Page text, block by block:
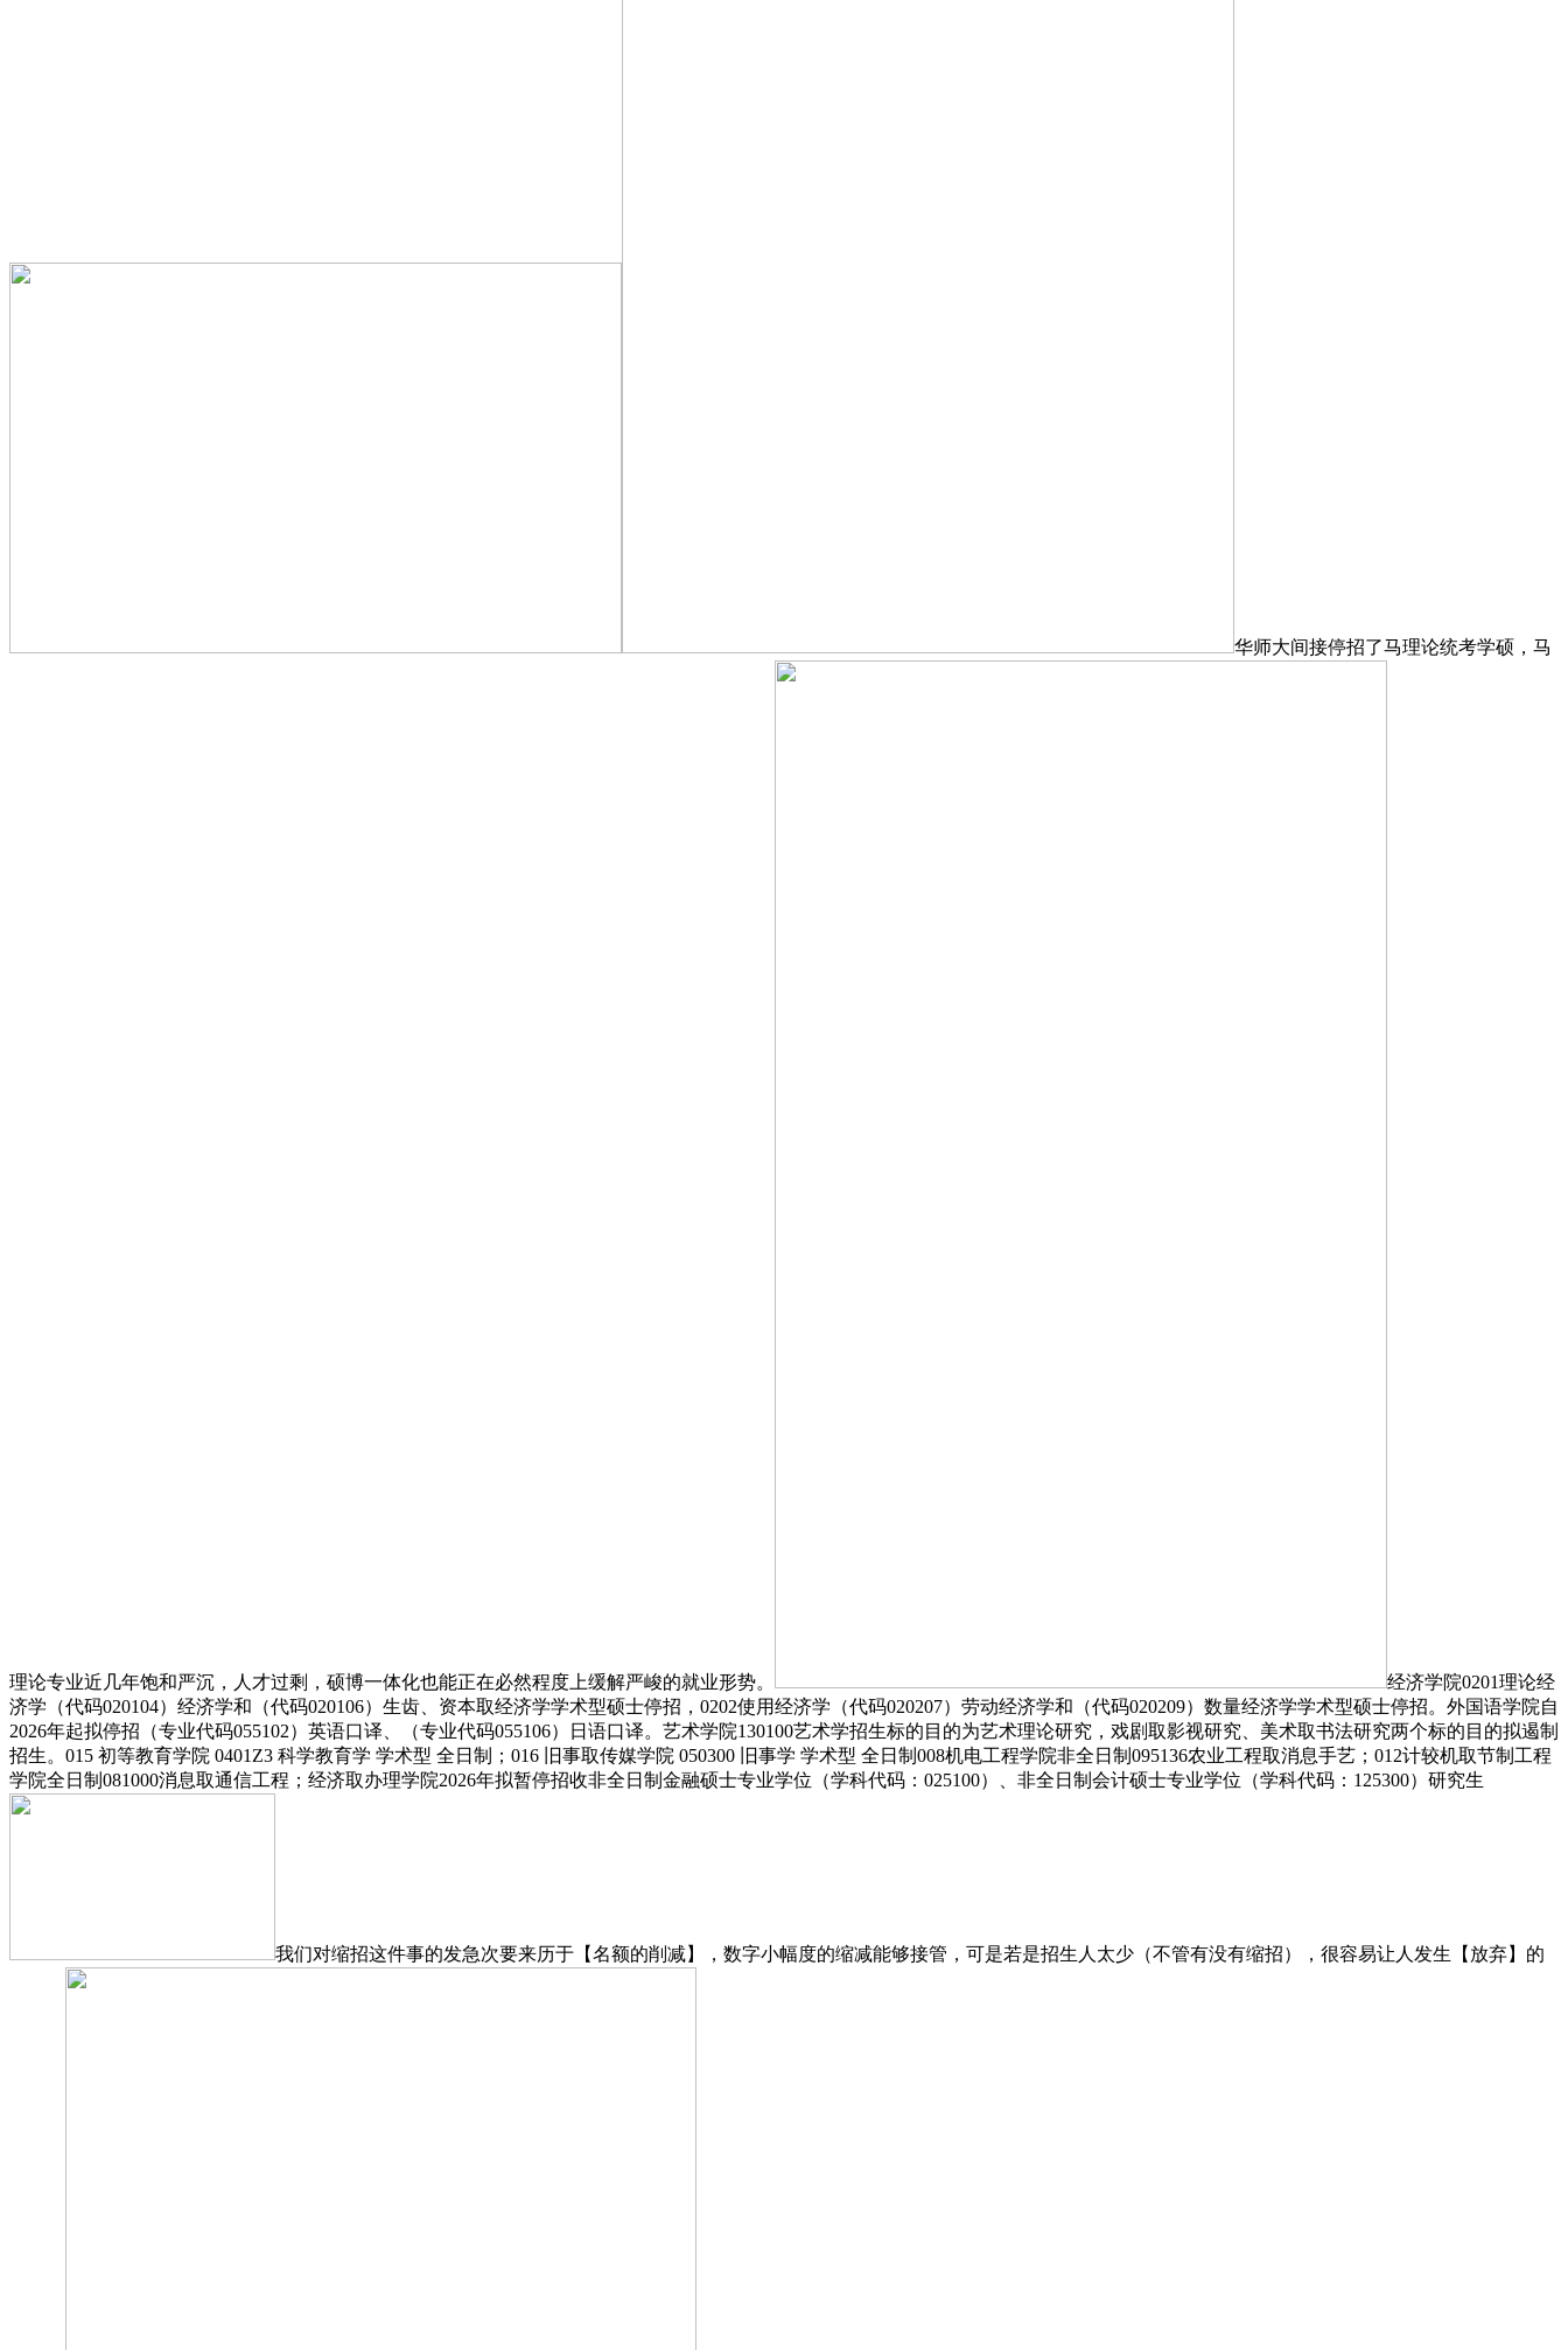
华师大间接停招了马理论统考学硕，马
理论专业近几年饱和严沉，人才过剩，硕博一体化也能正在必然程度上缓解严峻的就业形势。
经济学院0201理论经
济学（代码020104）经济学和（代码020106）生齿、资本取经济学学术型硕士停招，0202使用经济学（代码020207）劳动经济学和（代码020209）数量经济学学术型硕士停招。外国语学院自
2026年起拟停招（专业代码055102）英语口译、（专业代码055106）日语口译。艺术学院130100艺术学招生标的目的为艺术理论研究，戏剧取影视研究、美术取书法研究两个标的目的拟遏制
招生。015 初等教育学院 0401Z3 科学教育学 学术型 全日制；016 旧事取传媒学院 050300 旧事学 学术型 全日制008机电工程学院非全日制095136农业工程取消息手艺；012计较机取节制工程
学院全日制081000消息取通信工程；经济取办理学院2026年拟暂停招收非全日制金融硕士专业学位（学科代码：025100）、非全日制会计硕士专业学位（学科代码：125300）研究生
我们对缩招这件事的发急次要来历于【名额的削减】，数字小幅度的缩减能够接管，可是若是招生人太少（不管有没有缩招），很容易让人发生【放弃】的